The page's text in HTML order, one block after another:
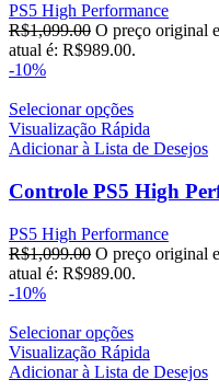
PS5 High Performance
R$1,099.00 O preço original
atual é: R$989.00.
-10%
Selecionar opções
Visualização Rápida
Adicionar à Lista de Desejos
Controle PS5 High
PS5 High Performance
R$1,099.00 O preço original
atual é: R$989.00.
-10%
Selecionar opções
Visualização Rápida
Adicionar à Lista de Desejos